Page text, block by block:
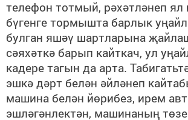
телефон тотмый, рәхәтләнеп ял
бүгенге тормышта барлык
булган яшәү шартларына
сәяхәткә барып кайткач, ул
кадере тагын да арта.
эшкә дәрт белән әйләнеп
машина белән йөрибез, ирем
эшләгәнлектән, машинаның